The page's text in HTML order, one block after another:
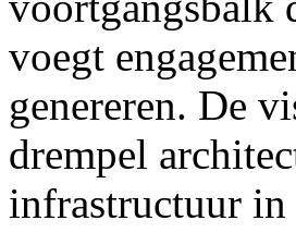
voegt
genereren. De
drempel
infrastructuur in